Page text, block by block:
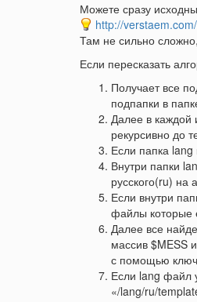
Можете сразу
http://
Там не сильно
Если пересказать
Получает все
подпапки в
Далее в каждой
рекурсивно до
Если папка lang
Внутри папки
русского(ru) на
Если внутри
файлы которые
Далее все
массив $MESS
с помощью
Если lang файл
«/lang/ru/